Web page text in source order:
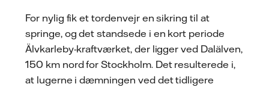
For nylig fik et tordenvejr en sikring til at
springe, og det standsede i en kort periode
Älvkarleby-kraftværket, der ligger ved Dalälven,
150 km nord for Stockholm. Det resulterede i,
at lugerne i dæmningen ved det tidligere